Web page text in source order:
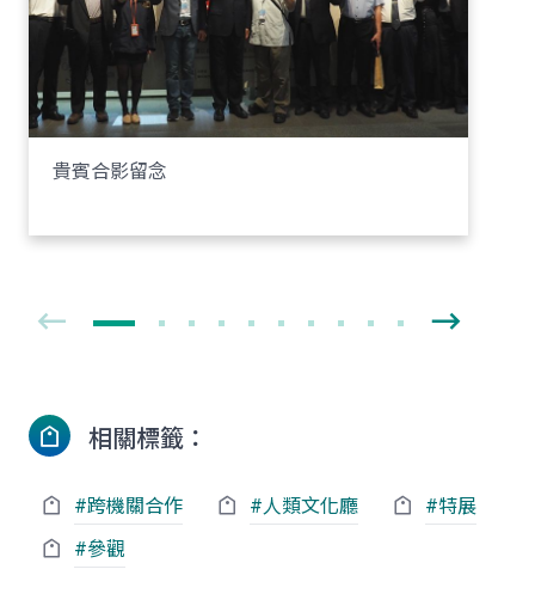
貴賓合影留念
相關標籤：
#跨機關合作 #人類文化廳
#特展
#參觀